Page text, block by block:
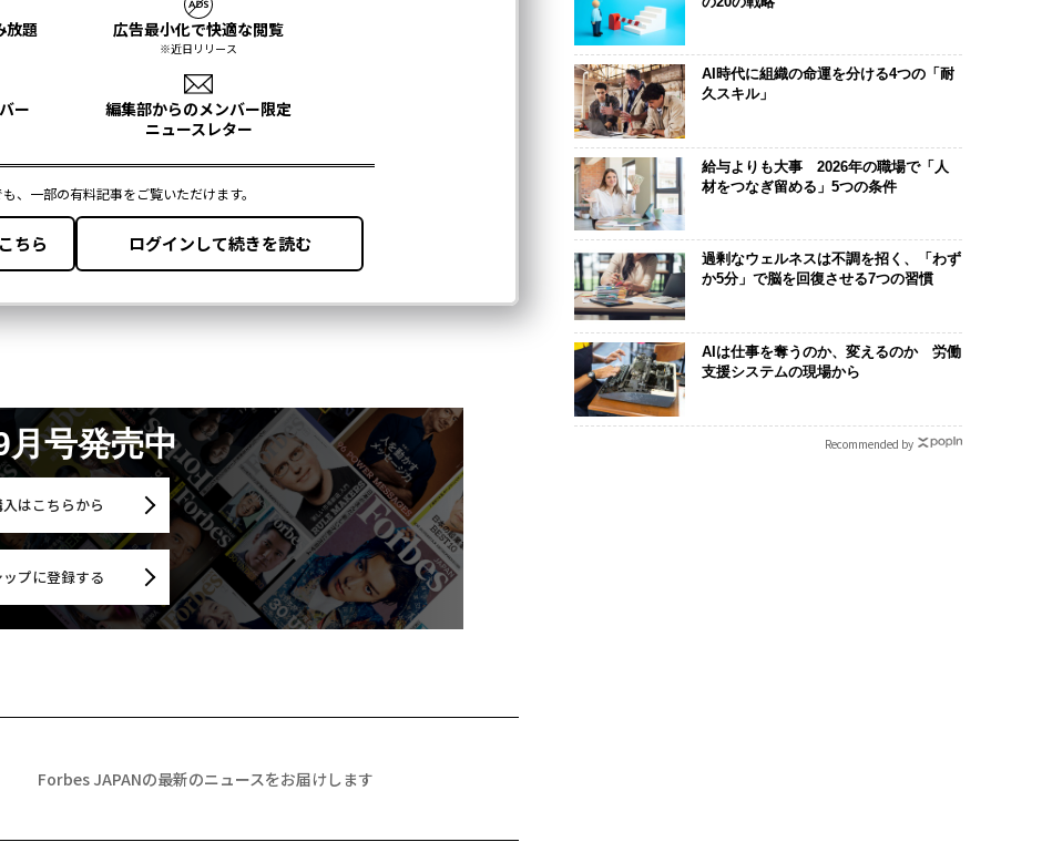
月号発売中
はこちらから
プに登録する
Forbes JAPANの最新のニュースをお届けします
AI時代に組織の命運を分ける4つの「耐
久スキル」
給与よりも大事 2026年の職場で「人
材をつなぎ留める」5つの条件
過剰なウェルネスは不調を招く、「わず
か5分」で脳を回復させる7つの習慣
AIは仕事を奪うのか、変えるのか 労働
支援システムの現場から
Recommended by